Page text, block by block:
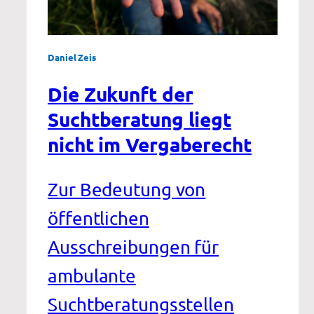
Daniel Zeis
Die Zukunft der
Suchtberatung liegt
nicht im Vergaberecht
Zur Bedeutung von
öffentlichen
Ausschreibungen für
ambulante
Suchtberatungsstellen